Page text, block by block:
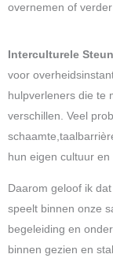
overnemen of verder
Interculturele
voor
hulpverleners die te
verschillen. Veel
hun eigen cultuur
Daarom geloof ik
speelt binnen onze
begeleiding en
binnen gezien en